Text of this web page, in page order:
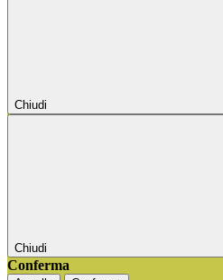
Chiudi
Chiudi
Conferma